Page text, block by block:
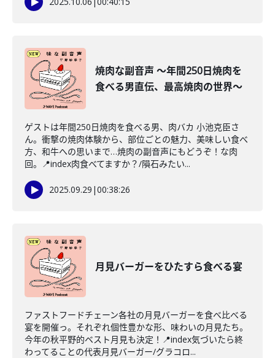
焼肉な副音声 〜年間250日焼肉を
食べる男直伝、最高焼肉の世界〜
ゲストは年間250日焼肉を食べる男、肉バカ 小池克臣さ
ん。衝撃の焼肉体験から、部位ごとの魅力、美味しい食べ
方、和牛への思いまで…焼肉の副音声にもどうぞ！な肉
回。📍index肉食べてますか？/隕石みたい...
2025.09.29 |00:38:26
月見バーガーをひたすら食べる宴
ファストフードチェーン各社の月見バーガーを食べ比べる
宴を開催っ。それぞれ個性豊かな形、味わいの月見たち。
今年の秋平野的ベスト月見も決定！📍index気づいたら終
わってることの代表月見バーガー/グラコロ...